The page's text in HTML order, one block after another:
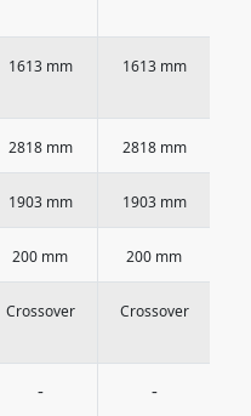
1613 mm 1613 mm
2818 mm 2818 mm
1903 mm 1903 mm
200 mm 200 mm
Crossover Crossover
- -